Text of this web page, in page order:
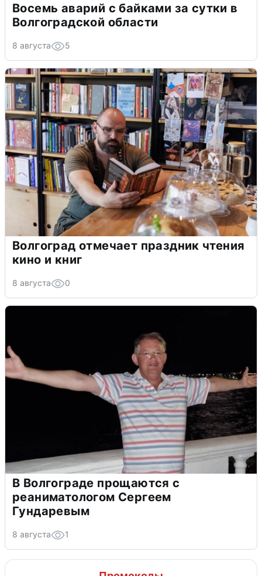
Восемь аварий с байками за сутки в
Волгоградской области
8 августа 5
Волгоград отмечает праздник чтения
кино и книг
8 августа 0
В Волгограде прощаются с
реаниматологом Сергеем
Гундаревым
8 августа 1